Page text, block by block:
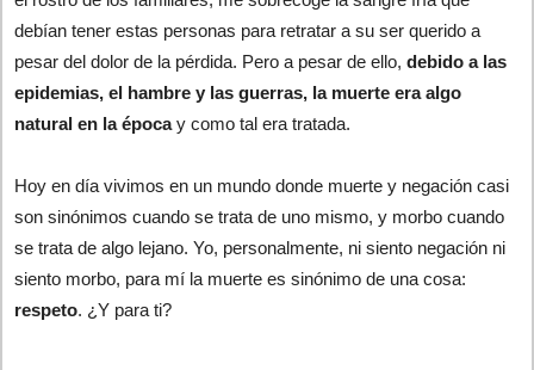
debían tener estas personas para retratar a su ser querido a
pesar del dolor de la pérdida. Pero a pesar de ello, debido a las
epidemias, el hambre y las guerras, la muerte era algo
natural en la épocay como tal era tratada.
Hoy en día vivimos en un mundo donde muerte y negación casi
son sinónimos cuando se trata de uno mismo, y morbo cuando
se trata de algo lejano. Yo, personalmente, ni siento negación ni
siento morbo, para mí la muerte es sinónimo de una cosa:
respeto. ¿Y para ti?